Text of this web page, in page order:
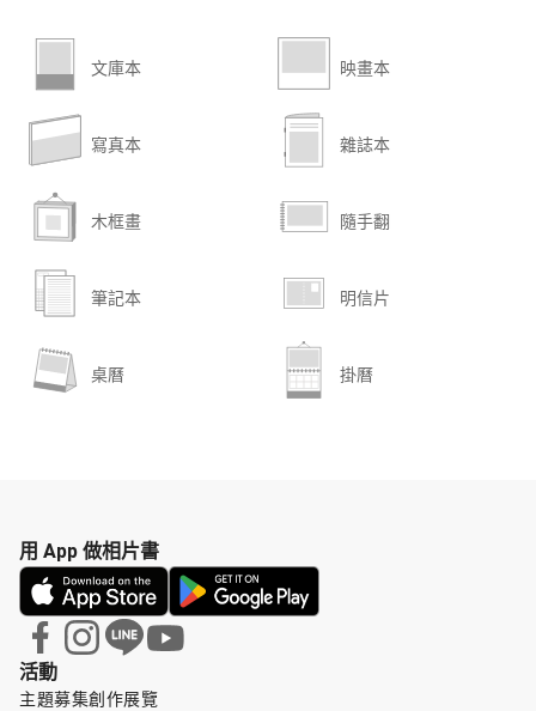
文庫本 映畫本
寫真本 雜誌本
木框畫 隨手翻
筆記本 明信片
桌曆 掛曆
活動
主題募集創作展覽
用 App 做相片書